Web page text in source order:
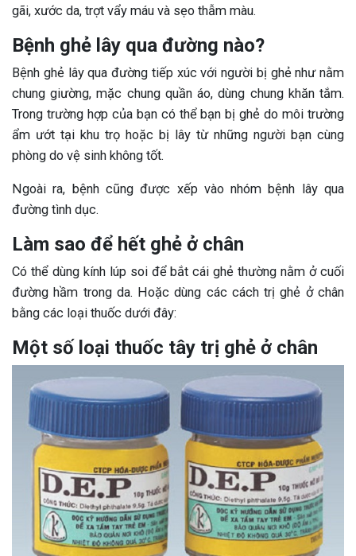
gãi, xước da, trợt vẩy máu và sẹo thẫm màu.
Bệnh ghẻ lây qua đường nào?
Bệnh ghẻ lây qua đường tiếp xúc với người bị ghẻ như nằm
chung giường, mặc chung quần áo, dùng chung khăn tắm.
Trong trường hợp của bạn có thể bạn bị ghẻ do môi trường
ẩm ướt tại khu trọ hoặc bị lây từ những người bạn cùng
phòng do vệ sinh không tốt.
Ngoài ra, bệnh cũng được xếp vào nhóm bệnh lây qua
đường tình dục.
Làm sao để hết ghẻ ở chân
Có thể dùng kính lúp soi để bắt cái ghẻ thường nằm ở cuối
đường hầm trong da. Hoặc dùng các cách trị ghẻ ở chân
bằng các loại thuốc dưới đây:
Một số loại thuốc tây trị ghẻ ở chân